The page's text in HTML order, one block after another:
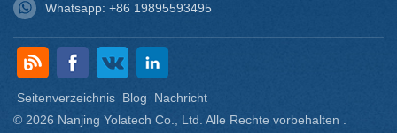
Whatsapp: +86 19895593495
Seitenverzeichnis Blog
Nachricht
© 2026 Nanjing Yolatech Co., Ltd. Alle Rechte vorbehalten .